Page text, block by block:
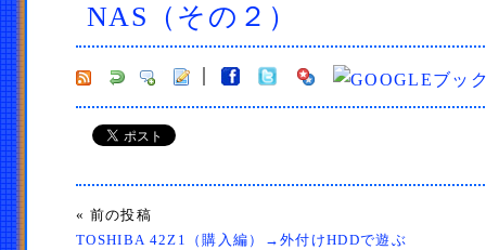
NAS（その２）
« 前の投稿
TOSHIBA 42Z1（購入編）→外付けHDDで遊ぶ